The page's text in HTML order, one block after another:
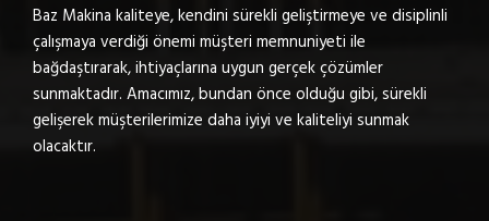
Baz Makina kaliteye, kendini sürekli geliştirmeye ve disiplinli
çalışmaya verdiği önemi müşteri memnuniyeti ile
bağdaştırarak, ihtiyaçlarına uygun gerçek çözümler
sunmaktadır. Amacımız, bundan önce olduğu gibi, sürekli
gelişerek müşterilerimize daha iyiyi ve kaliteliyi sunmak
olacaktır.